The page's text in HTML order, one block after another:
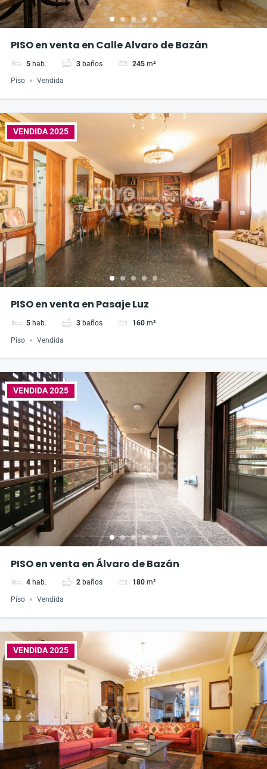
PISO en venta en Calle Alvaro de Bazán
5 hab. 3 baños 245 m²
Piso Vendida
VENDIDA 2025
PISO en venta en Pasaje Luz
5 hab. 3 baños 160 m²
Piso Vendida
VENDIDA 2025
PISO en venta en Álvaro de Bazán
4 hab. 2 baños 180 m²
Piso Vendida
VENDIDA 2025